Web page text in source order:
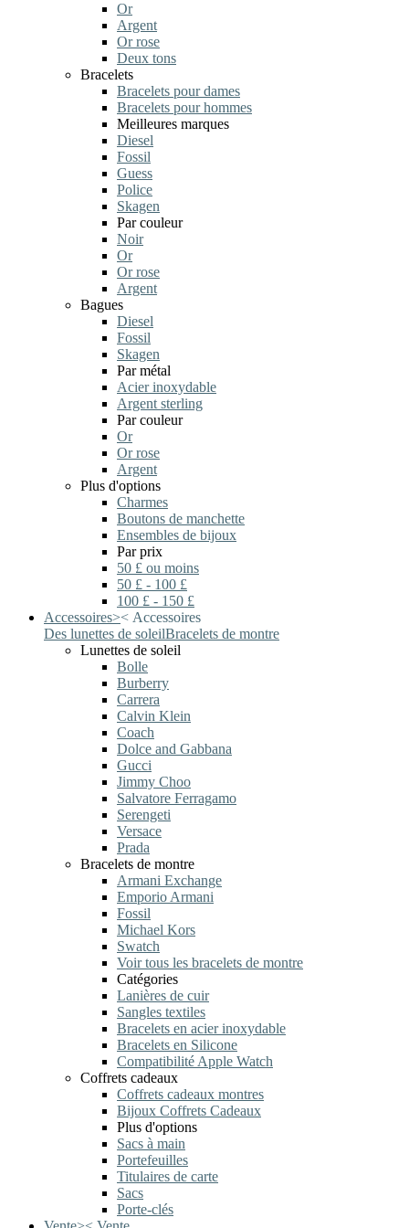
Or
Argent
Or rose
Deux tons
Bracelets
Bracelets pour dames
Bracelets pour hommes
Meilleures marques
Diesel
Fossil
Guess
Police
Skagen
Par couleur
Noir
Or
Or rose
Argent
Bagues
Diesel
Fossil
Skagen
Par métal
Acier inoxydable
Argent sterling
Par couleur
Or
Or rose
Argent
Plus d'options
Charmes
Boutons de manchette
Ensembles de bijoux
Par prix
50 £ ou moins
50 £ - 100 £
100 £ - 150 £
Accessoires>< Accessoires
Des lunettes de soleilBracelets de montre
Lunettes de soleil
Bolle
Burberry
Carrera
Calvin Klein
Coach
Dolce and Gabbana
Gucci
Jimmy Choo
Salvatore Ferragamo
Serengeti
Versace
Prada
Bracelets de montre
Armani Exchange
Emporio Armani
Fossil
Michael Kors
Swatch
Voir tous les bracelets de montre
Catégories
Lanières de cuir
Sangles textiles
Bracelets en acier inoxydable
Bracelets en Silicone
Compatibilité Apple Watch
Coffrets cadeaux
Coffrets cadeaux montres
Bijoux Coffrets Cadeaux
Plus d'options
Sacs à main
Portefeuilles
Titulaires de carte
Sacs
Porte-clés